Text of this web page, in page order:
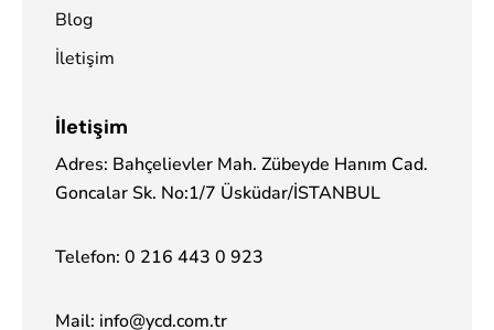
Blog
İletişim
İletişim
Adres: Bahçelievler Mah. Zübeyde Hanım Cad.
Goncalar Sk. No:1/7 Üsküdar/İSTANBUL
Telefon: 0 216 443 0 923
Mail: info@ycd.com.tr